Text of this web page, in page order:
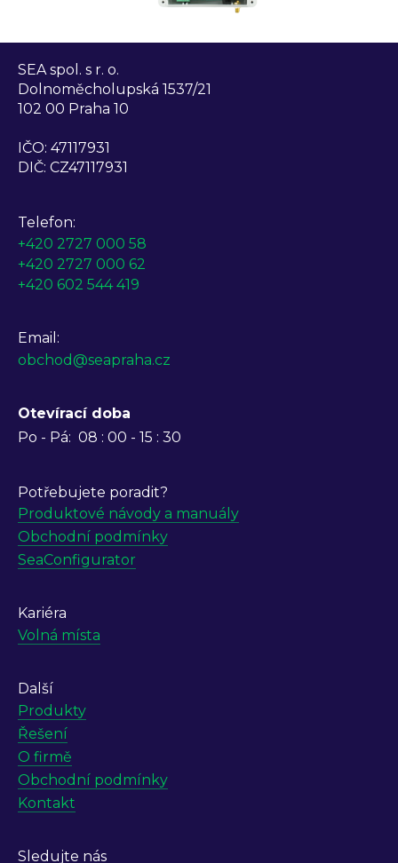
SEA spol. s r. o.
Dolnoměcholupská 1537/21
102 00 Praha 10
IČO: 47117931
DIČ: CZ47117931
Telefon:
+420 2727 000 58
+420 2727 000 62
+420 602 544 419
Email:
obchod@seapraha.cz
Otevírací doba
Po - Pá: 08 : 00 - 15 : 30
Potřebujete poradit?
Produktové návody a manuály
Obchodní podmínky
SeaConfigurator
Kariéra
Volná místa
Další
Produkty
Řešení
O firmě
Obchodní podmínky
Kontakt
Sledujte nás